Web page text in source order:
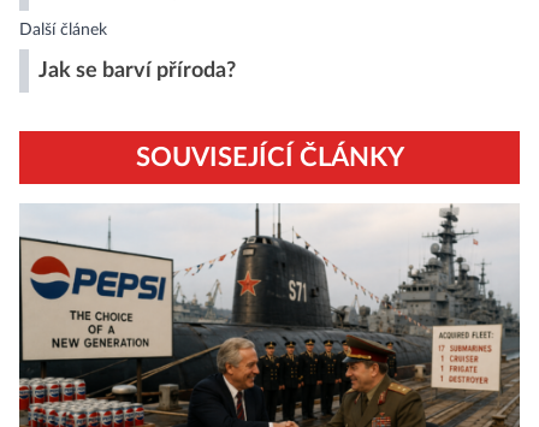
Další článek
Jak se barví příroda?
SOUVISEJÍCÍ ČLÁNKY